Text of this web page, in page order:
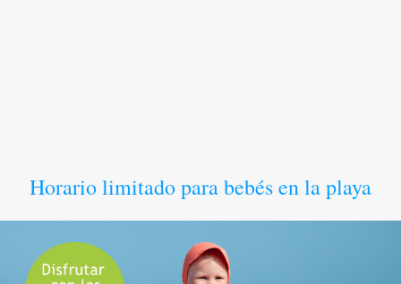
Horario limitado para bebés en la playa